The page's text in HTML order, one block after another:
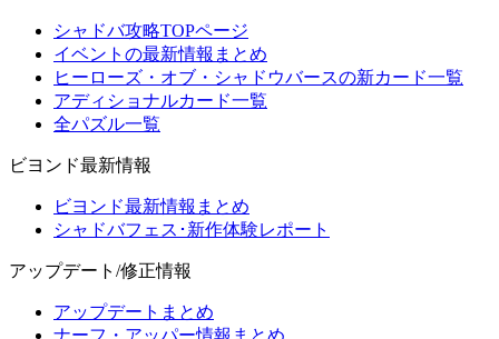
シャドバ攻略TOPページ
イベントの最新情報まとめ
ヒーローズ・オブ・シャドウバースの新カード一覧
アディショナルカード一覧
全パズル一覧
ビヨンド最新情報
ビヨンド最新情報まとめ
シャドバフェス･新作体験レポート
アップデート/修正情報
アップデートまとめ
ナーフ・アッパー情報まとめ